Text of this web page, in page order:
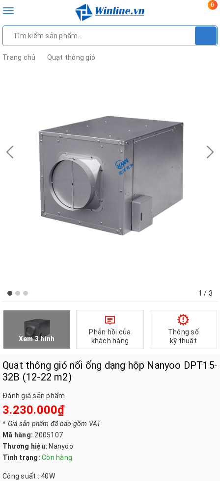
Toggle
0
Trang chủ Quạt thông gió
1 / 3
Xem 3 hình
Phản hồi của
khách hàng
Thông số
kỹ thuật
Quạt thông gió nối ống dạng hộp Nanyoo DPT15-
32B (12-22 m2)
Đánh giá sản phẩm
3.230.000₫
* Giá sản phẩm đã bao gồm VAT
Mã hàng: 2005107
Thương hiệu: Nanyoo
Tình trạng: Còn hàng
Công suất : 40W